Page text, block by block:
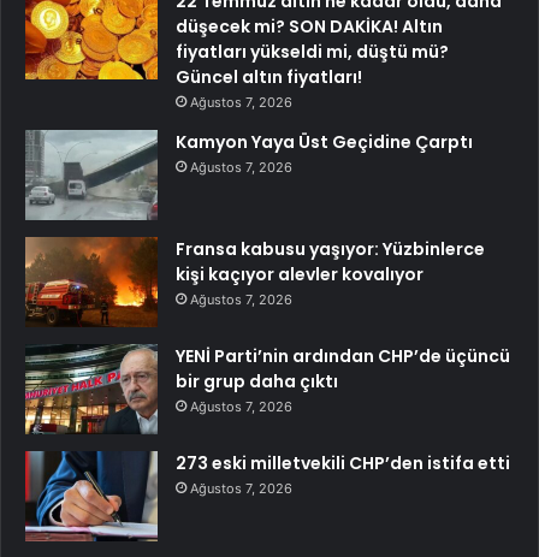
düşecek mi? SON DAKİKA! Altın
fiyatları yükseldi mi, düştü mü?
Güncel altın fiyatları!
Ağustos 7, 2026
Kamyon Yaya Üst Geçidine Çarptı
Ağustos 7, 2026
Fransa kabusu yaşıyor: Yüzbinlerce
kişi kaçıyor alevler kovalıyor
Ağustos 7, 2026
YENİ Parti’nin ardından CHP’de üçüncü
bir grup daha çıktı
Ağustos 7, 2026
273 eski milletvekili CHP’den istifa etti
Ağustos 7, 2026